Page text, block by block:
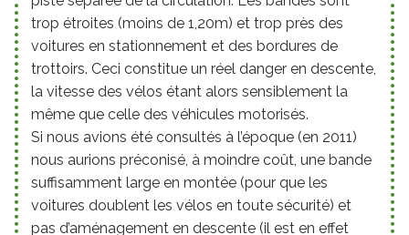
trop étroites (moins de 1,20m) et trop près des
voitures en stationnement et des bordures de
trottoirs. Ceci constitue un réel danger en descente,
la vitesse des vélos étant alors sensiblement la
même que celle des véhicules motorisés.
Si nous avions été consultés à l’époque (en 2011)
nous aurions préconisé, à moindre coût, une bande
suffisamment large en montée (pour que les
voitures doublent les vélos en toute sécurité) et
pas d’aménagement en descente (il est en effet